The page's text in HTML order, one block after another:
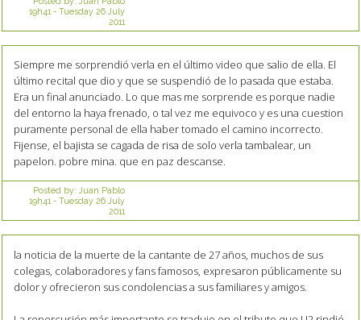
19h41 - Tuesday 26 July
2011
Siempre me sorprendió verla en el último video que salio de ella. El
último recital que dio y que se suspendió de lo pasada que estaba.
Era un final anunciado. Lo que mas me sorprende es porque nadie
del entorno la haya frenado, o tal vez me equivoco y es una cuestion
puramente personal de ella haber tomado el camino incorrecto.
Fijense, el bajista se cagada de risa de solo verla tambalear, un
papelon. pobre mina. que en paz descanse.
Posted by: Juan Pablo
19h41 - Tuesday 26 July
2011
la noticia de la muerte de la cantante de 27 años, muchos de sus
colegas, colaboradores y fans famosos, expresaron públicamente su
dolor y ofrecieron sus condolencias a sus familiares y amigos.